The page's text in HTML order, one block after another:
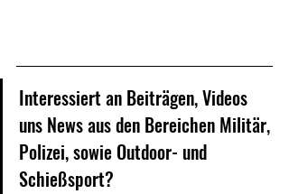
Interessiert an Beiträgen, Videos
uns News aus den Bereichen Militär,
Polizei, sowie Outdoor- und
Schießsport?